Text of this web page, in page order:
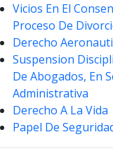
Vicios En El
Proceso De
Derecho
Suspension
De Abogados, En
Administrativa
Derecho A La Vida
Papel De